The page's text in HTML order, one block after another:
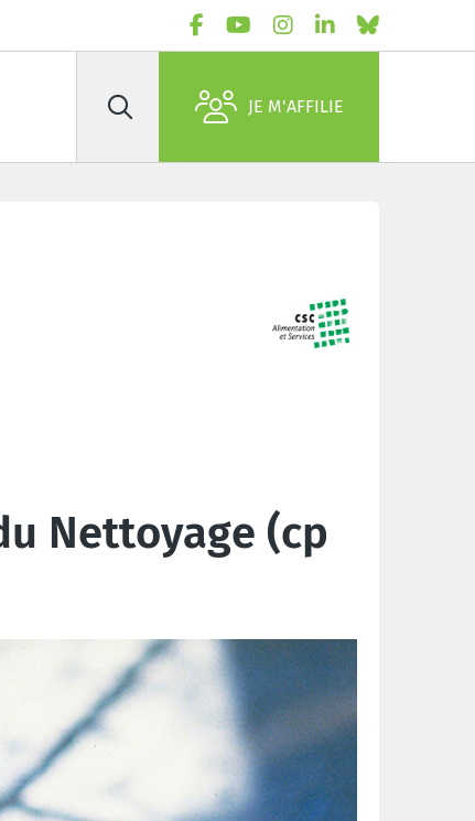
Rechercher JE M'AFFILIE
Nettoyage (cp